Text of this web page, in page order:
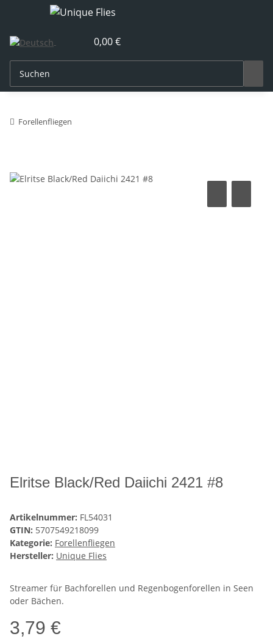
0,00 €
Forellenfliegen
Elritse Black/Red Daiichi 2421 #8
Artikelnummer: FL54031
GTIN: 5707549218099
Kategorie: Forellenfliegen
Hersteller: Unique Flies
Streamer für Bachforellen und Regenbogenforellen in Seen
oder Bächen.
3,79 €